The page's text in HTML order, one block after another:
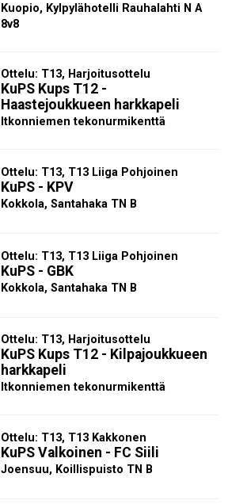
Kuopio, Kylpylähotelli Rauhalahti N A
8v8
Ottelu: T13, Harjoitusottelu
KuPS Kups T12 -
Haastejoukkueen harkkapeli
Itkonniemen tekonurmikenttä
Ottelu: T13, T13 Liiga Pohjoinen
KuPS - KPV
Kokkola, Santahaka TN B
Ottelu: T13, T13 Liiga Pohjoinen
KuPS - GBK
Kokkola, Santahaka TN B
Ottelu: T13, Harjoitusottelu
KuPS Kups T12 - Kilpajoukkueen
harkkapeli
Itkonniemen tekonurmikenttä
Ottelu: T13, T13 Kakkonen
KuPS Valkoinen - FC Siili
Joensuu, Koillispuisto TN B